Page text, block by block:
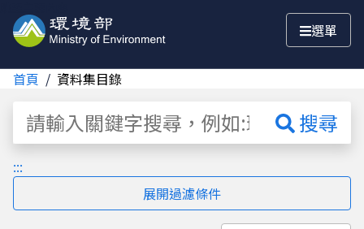
選單
首頁 資料集目錄
資料集 搜尋
:::
展開過濾條件